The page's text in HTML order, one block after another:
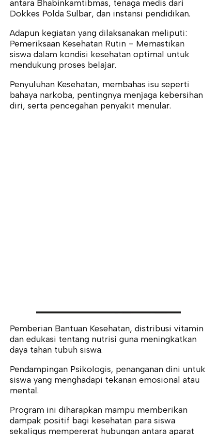
antara Bhabinkamtibmas, tenaga medis dari
Dokkes Polda Sulbar, dan instansi pendidikan.
Adapun kegiatan yang dilaksanakan meliputi:
Pemeriksaan Kesehatan Rutin – Memastikan
siswa dalam kondisi kesehatan optimal untuk
mendukung proses belajar.
Penyuluhan Kesehatan, membahas isu seperti
bahaya narkoba, pentingnya menjaga kebersihan
diri, serta pencegahan penyakit menular.
Pemberian Bantuan Kesehatan, distribusi vitamin
dan edukasi tentang nutrisi guna meningkatkan
daya tahan tubuh siswa.
Pendampingan Psikologis, penanganan dini untuk
siswa yang menghadapi tekanan emosional atau
mental.
Program ini diharapkan mampu memberikan
dampak positif bagi kesehatan para siswa
sekaligus mempererat hubungan antara aparat